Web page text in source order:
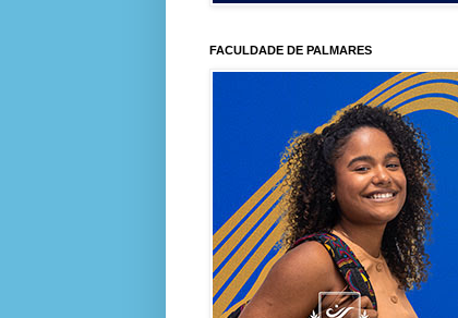
FACULDADE DE PALMARES